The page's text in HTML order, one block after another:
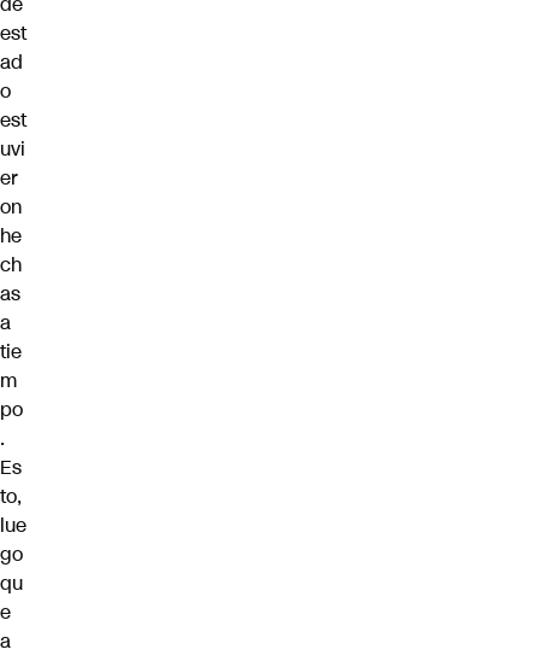
est
ad
o
est
uvi
er
on
he
ch
as
a
tie
m
po
.
Es
to,
lue
go
qu
e
a